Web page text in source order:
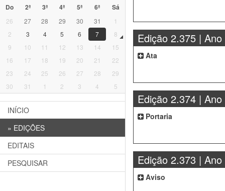
Do
2ª 3ª 4ª 5ª 6ª Sá
26 27 28 29 30 31
1
2
3 4 5 6 7
8
9
10 11 12 13 14
15
16
17 18 19 20 21
22
23
24 25 26 27 28
29
30
31 1 2 3 4 5
INÍCIO
» EDIÇÕES
EDITAIS
PESQUISAR
Edição 2.375 | Ano
Ata
Edição 2.374 | Ano
Portaria
Edição 2.373 | Ano
Aviso